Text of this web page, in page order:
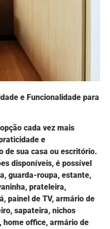
e Funcionalidade para
cada vez mais
e
de sua casa ou escritório.
disponíveis, é possível
guarda-roupa, estante,
prateleira,
painel de TV, armário de
sapateira, nichos
office, armário de